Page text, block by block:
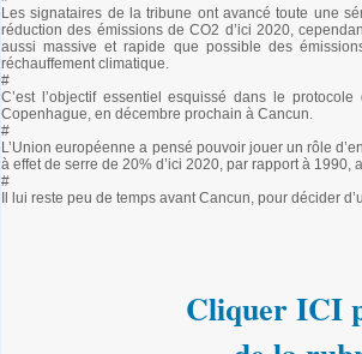
Les signataires de la tribune ont avancé toute une
réduction des émissions de CO2 d’ici 2020,
aussi massive et rapide que possible des
réchauffement climatique.
#
C’est l’objectif essentiel esquissé dans le
Copenhague, en décembre prochain à Cancun.
#
L’Union européenne a pensé pouvoir jouer un rôle
à effet de serre de 20% d’ici 2020, par rapport à
#
Il lui reste peu de temps avant Cancun, pour décider
Cliquer ICI